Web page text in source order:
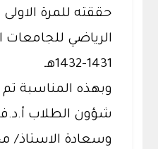
حققته للمرة
الرياضي
1431-1432هـ
وبهذه المناسبة
شؤون الطلاب
وسعادة الاستاذ/